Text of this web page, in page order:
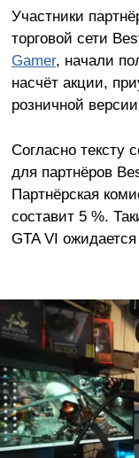
Участники
торговой сети
Gamer, начали
насчёт акции,
розничной
Согласно тексту
для партнёров
Партнёрская
составит 5 %.
GTA VI